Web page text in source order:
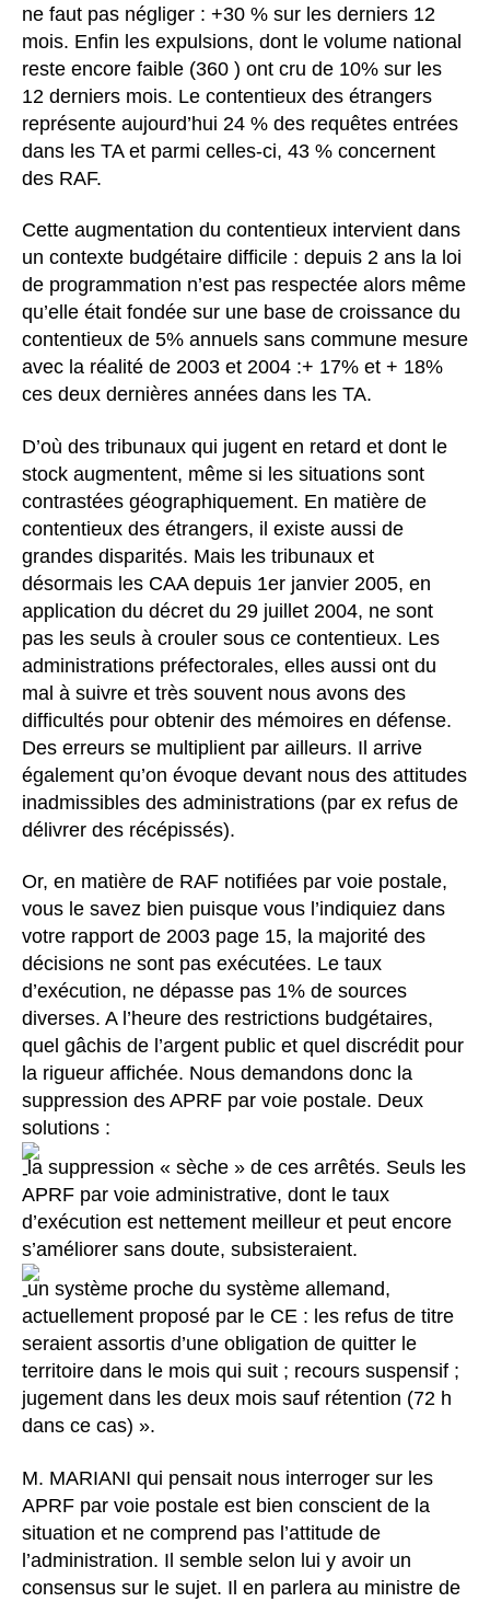
ne faut pas négliger : +30 % sur les derniers 12
mois. Enfin les expulsions, dont le volume national
reste encore faible (360 ) ont cru de 10% sur les
12 derniers mois. Le contentieux des étrangers
représente aujourd’hui 24 % des requêtes entrées
dans les TA et parmi celles-ci, 43 % concernent
des RAF.
Cette augmentation du contentieux intervient dans
un contexte budgétaire difficile : depuis 2 ans la loi
de programmation n’est pas respectée alors même
qu’elle était fondée sur une base de croissance du
contentieux de 5% annuels sans commune mesure
avec la réalité de 2003 et 2004 :+ 17% et + 18%
ces deux dernières années dans les TA.
D’où des tribunaux qui jugent en retard et dont le
stock augmentent, même si les situations sont
contrastées géographiquement. En matière de
contentieux des étrangers, il existe aussi de
grandes disparités. Mais les tribunaux et
désormais les CAA depuis 1er janvier 2005, en
application du décret du 29 juillet 2004, ne sont
pas les seuls à crouler sous ce contentieux. Les
administrations préfectorales, elles aussi ont du
mal à suivre et très souvent nous avons des
difficultés pour obtenir des mémoires en défense.
Des erreurs se multiplient par ailleurs. Il arrive
également qu’on évoque devant nous des attitudes
inadmissibles des administrations (par ex refus de
délivrer des récépissés).
Or, en matière de RAF notifiées par voie postale,
vous le savez bien puisque vous l’indiquiez dans
votre rapport de 2003 page 15, la majorité des
décisions ne sont pas exécutées. Le taux
d’exécution, ne dépasse pas 1% de sources
diverses. A l’heure des restrictions budgétaires,
quel gâchis de l’argent public et quel discrédit pour
la rigueur affichée. Nous demandons donc la
suppression des APRF par voie postale. Deux
solutions :
la suppression « sèche » de ces arrêtés. Seuls les
APRF par voie administrative, dont le taux
d’exécution est nettement meilleur et peut encore
s’améliorer sans doute, subsisteraient.
un système proche du système allemand,
actuellement proposé par le CE : les refus de titre
seraient assortis d’une obligation de quitter le
territoire dans le mois qui suit ; recours suspensif ;
jugement dans les deux mois sauf rétention (72 h
dans ce cas) ».
M. MARIANI qui pensait nous interroger sur les
APRF par voie postale est bien conscient de la
situation et ne comprend pas l’attitude de
l’administration. Il semble selon lui y avoir un
consensus sur le sujet. Il en parlera au ministre de